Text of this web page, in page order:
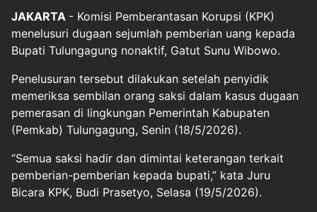
JAKARTA - Komisi Pemberantasan Korupsi (KPK)
menelusuri dugaan sejumlah pemberian uang kepada
Bupati Tulungagung nonaktif, Gatut Sunu Wibowo.
Penelusuran tersebut dilakukan setelah penyidik
memeriksa sembilan orang saksi dalam kasus dugaan
pemerasan di lingkungan Pemerintah Kabupaten
(Pemkab) Tulungagung, Senin (18/5/2026).
“Semua saksi hadir dan dimintai keterangan terkait
pemberian-pemberian kepada bupati,” kata Juru
Bicara KPK, Budi Prasetyo, Selasa (19/5/2026).